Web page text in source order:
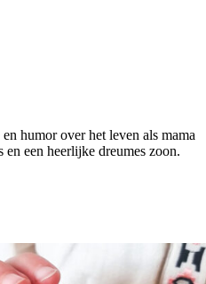
humor over het leven als mama
een heerlijke dreumes zoon.